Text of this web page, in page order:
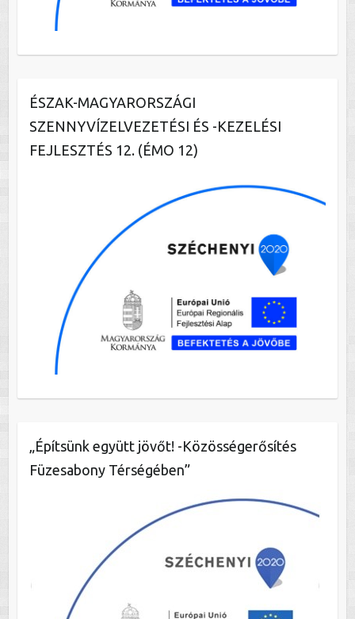
ÉSZAK-MAGYARORSZÁGI
SZENNYVÍZELVEZETÉSI ÉS -KEZELÉSI
FEJLESZTÉS 12. (ÉMO 12)
„Építsünk együtt jövőt! -Közösségerősítés
Füzesabony Térségében”